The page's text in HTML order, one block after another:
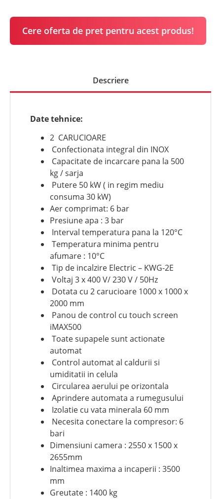
Cere oferta de pret pentru acest produs!
Descriere
Date tehnice:
2 CARUCIOARE
Confectionata integral din INOX
Capacitate de incarcare pana la 500
kg / sarja
Putere 50 kW ( in regim mediu
consuma 30 kW)
Aer comprimat: 6 bar
Presiune apa : 3 bar
Interval temperatura pana la 120°C
Temperatura minima pentru
afumare : 10°C
Tip de incalzire Electric – KWG-2E
Voltaj 3 x 400 V/ 230 V / 50Hz
Dotata cu 2 carucioare 1000 x 1000 x
2000 mm
Panou de control cu touch screen
iMAX500
Toate supapele sunt actionate
automat
Control automat al caldurii si
umiditatii in celula
Circularea aerului pe orizontala
Aprindere automata a rumegusului
Izolatie cu vata minerala 60 mm
Necesita conectare la compresor: 6
bari
Dimensiuni camera : 2550 x 1500 x
2655mm
Inaltimea maxima a incaperii : 3500
mm
Greutate : 1400 kg